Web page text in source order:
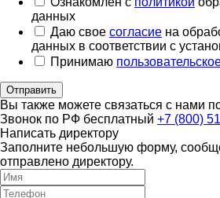
данных
Даю свое согласие на
данных в соответствии с
Принимаю
Отправить
Вы также можете связаться с нами
Звонок по РФ бесплатный +7 (800)
Написать директору
Заполните небольшую форму,
отправлено директору.